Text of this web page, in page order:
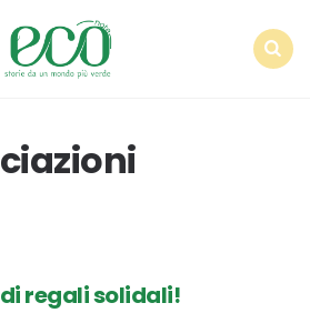
regali solidali!